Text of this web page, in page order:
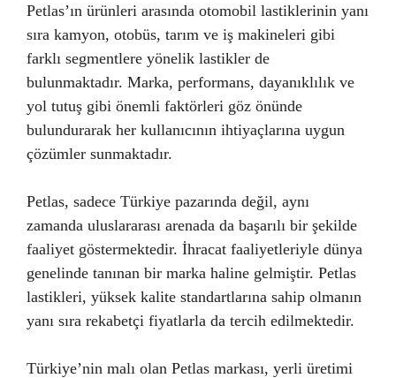
Petlas’ın ürünleri arasında otomobil lastiklerinin yanı
sıra kamyon, otobüs, tarım ve iş makineleri gibi
farklı segmentlere yönelik lastikler de
bulunmaktadır. Marka, performans, dayanıklılık ve
yol tutuş gibi önemli faktörleri göz önünde
bulundurarak her kullanıcının ihtiyaçlarına uygun
çözümler sunmaktadır.
Petlas, sadece Türkiye pazarında değil, aynı
zamanda uluslararası arenada da başarılı bir şekilde
faaliyet göstermektedir. İhracat faaliyetleriyle dünya
genelinde tanınan bir marka haline gelmiştir. Petlas
lastikleri, yüksek kalite standartlarına sahip olmanın
yanı sıra rekabetçi fiyatlarla da tercih edilmektedir.
Türkiye’nin malı olan Petlas markası, yerli üretimi